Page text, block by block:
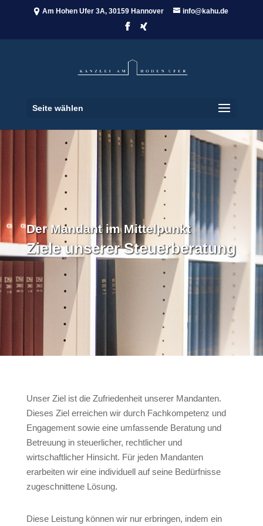
Am Hohen Ufer 3A, 30159 Hannover info@kahu.de
Seite wählen
Der Mandant im Mittelpunkt
Ziele unserer Steuerberatung
Unser Ziel ist die Zufriedenheit unserer Mandanten.
Dieses Ziel erreichen wir durch Fachkompetenz und
Engagement sowie eine umfassende Beratung und
Betreuung in steuerlicher, rechtlicher und
wirtschaftlicher Hinsicht. Für jeden Mandanten
erarbeiten wir eine individuell auf seine Bedürfnisse
zugeschnittene Lösung.
Diese Leistung können wir nur erbringen, indem ein